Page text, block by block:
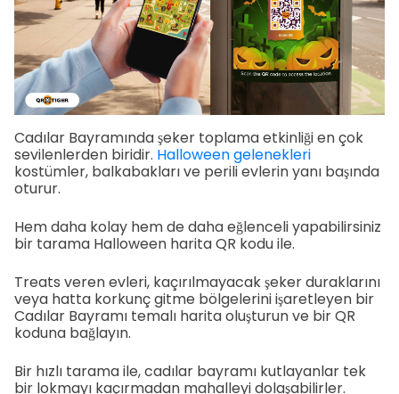
Cadılar Bayramında şeker toplama etkinliği en çok
sevilenlerden biridir. Halloween gelenekleri
kostümler, balkabakları ve perili evlerin yanı başında
oturur.
Hem daha kolay hem de daha eğlenceli yapabilirsiniz
bir tarama Halloween harita QR kodu ile.
Treats veren evleri, kaçırılmayacak şeker duraklarını
veya hatta korkunç gitme bölgelerini işaretleyen bir
Cadılar Bayramı temalı harita oluşturun ve bir QR
koduna bağlayın.
Bir hızlı tarama ile, cadılar bayramı kutlayanlar tek
bir lokmayı kaçırmadan mahalleyi dolaşabilirler.